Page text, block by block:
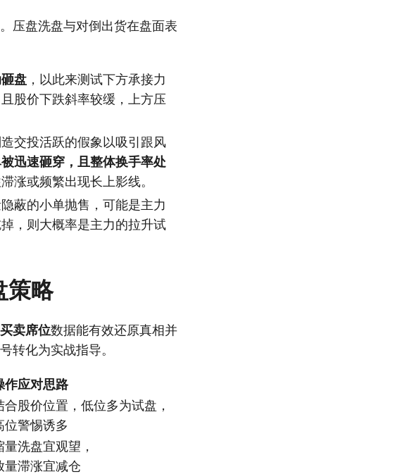
压盘洗盘与对倒出货在盘面表
盘 ，以此来测试下方承接力
股价下跌斜率较缓，上方压
交投活跃的假象以吸引跟风
迅速砸穿，且整体换手率处
涨或频繁出现长上影线。
蔽的小单抛售，可能是主力
，则大概率是主力的拉升试
策略
买卖席位数据能有效还原真相并
转化为实战指导。
作应对思路
合股价位置，低位多为试盘，
位警惕诱多
量洗盘宜观望，
量滞涨宜减仓